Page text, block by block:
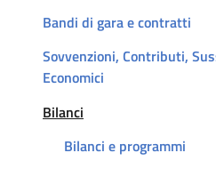
Bandi di gara e contratti
Sovvenzioni, Contributi,
Economici
Bilanci
Attivo
Bilanci e programmi